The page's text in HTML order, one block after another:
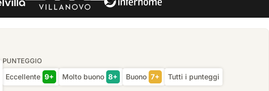
PUNTEGGIO
Eccellente 9+ Molto buono 8+ Buono 7+ Tutti i punteggi